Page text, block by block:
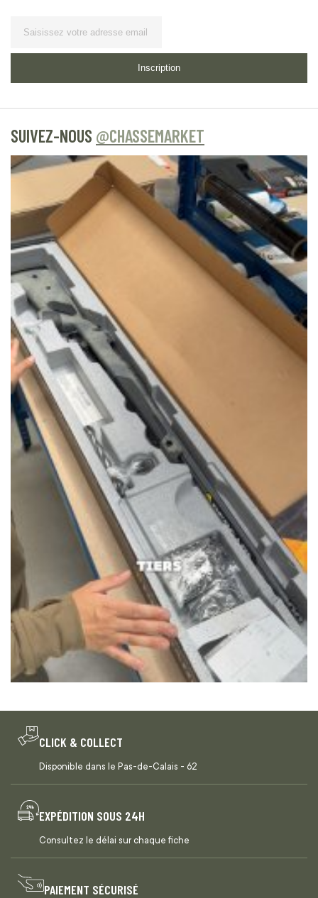
Inscription
SUIVEZ-NOUS @CHASSEMARKET
CLICK & COLLECT
Disponible dans le Pas-de-Calais - 62
EXPÉDITION SOUS 24H
Consultez le délai sur chaque fiche
PAIEMENT SÉCURISÉ